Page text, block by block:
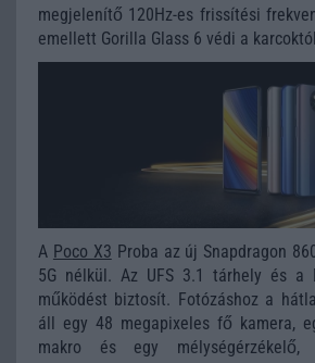
megjelenítő 120Hz-es frissítési
emellett Gorilla Glass 6 védi a
A Poco X3 Proba az új Snapdragon
5G nélkül. Az UFS 3.1 tárhely és a
működést biztosít. Fotózáshoz a
áll egy 48 megapixeles fő kamera,
makro és egy